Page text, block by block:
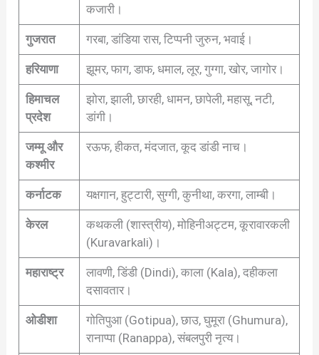
कजारी।
गुजरात गरबा, डांडिया रास, टिप्पनी जुरुन, भवाई।
हरियाणा झूमर, फाग, डाफ, धमाल, लूर, गुग्गा, खोर, जागोर।
हिमाचल
प्रदेश
झोरा, झाली, छारही, धामन, छापेली, महासू, नटी,
डांगी।
जम्मू और
कश्मीर
रऊफ, हीकत, मंदजात, कूद डांडी नाच।
कर्नाटक यक्षगान, हुट्टारी, सुग्गी, कुनीथा, करगा, लाम्बी।
केरल
कथकली (शास्त्रीय), मोहिनीअट्टम, कूरावारकली
(Kuravarkali)।
महाराष्ट्र
लावणी, डिंडी (Dindi), काला (Kala), दहीकला
दसावतार।
ओडीशा
गोतिपुआ (Gotipua), छाउ, घुमूरा (Ghumura),
रानाप्पा (Ranappa), संबलपुरी नृत्य।